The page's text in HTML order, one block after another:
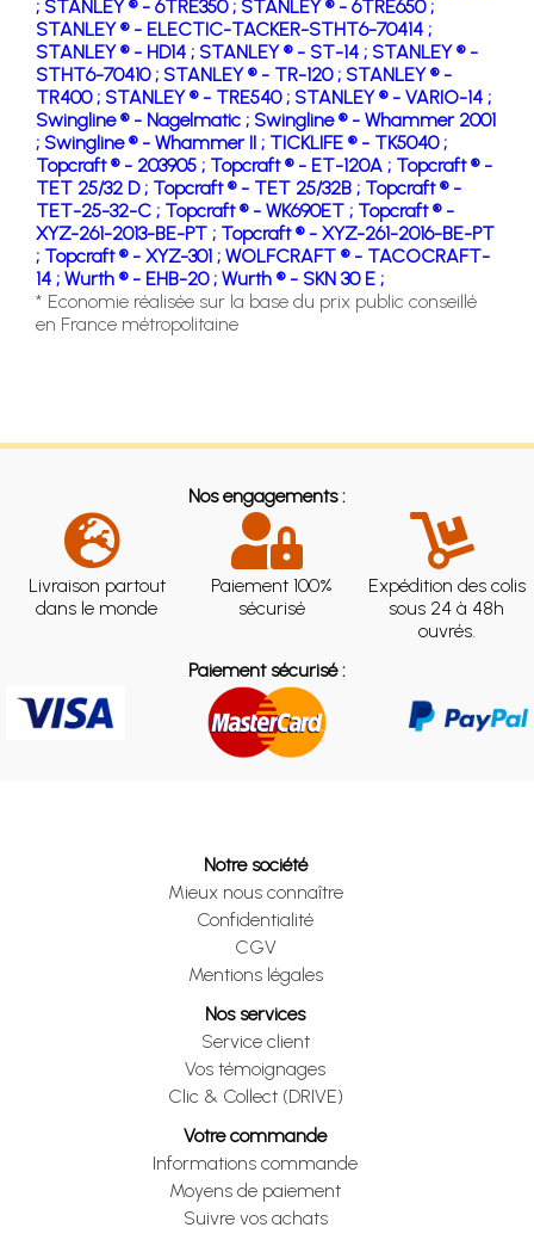
; STANLEY ® - 6TRE350 ; STANLEY ® - 6TRE650 ;
STANLEY ® - ELECTIC-TACKER-STHT6-70414 ;
STANLEY ® - HD14 ; STANLEY ® - ST-14 ; STANLEY ® -
STHT6-70410 ; STANLEY ® - TR-120 ; STANLEY ® -
TR400 ; STANLEY ® - TRE540 ; STANLEY ® - VARIO-14 ;
Swingline ® - Nagelmatic ; Swingline ® - Whammer 2001
; Swingline ® - Whammer II ; TICKLIFE ® - TK5040 ;
Topcraft ® - 203905 ; Topcraft ® - ET-120A ; Topcraft ® -
TET 25/32 D ; Topcraft ® - TET 25/32B ; Topcraft ® -
TET-25-32-C ; Topcraft ® - WK690ET ; Topcraft ® -
XYZ-261-2013-BE-PT ; Topcraft ® - XYZ-261-2016-BE-PT
; Topcraft ® - XYZ-301 ; WOLFCRAFT ® - TACOCRAFT-
14 ; Wurth ® - EHB-20 ; Wurth ® - SKN 30 E ;
* Economie réalisée sur la base du prix public conseillé
en France métropolitaine
Nos engagements :
Livraison partout
dans le monde
Paiement 100%
sécurisé
Expédition des colis
sous 24 à 48h
ouvrés.
Paiement sécurisé :
Notre société
Mieux nous connaître
Confidentialité
CGV
Mentions légales
Nos services
Service client
Vos témoignages
Clic & Collect (DRIVE)
Votre commande
Informations commande
Moyens de paiement
Suivre vos achats